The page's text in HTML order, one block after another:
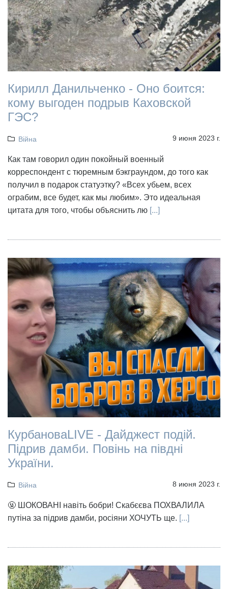
Кирилл Данильченко - Оно боится:
кому выгоден подрыв Каховской
ГЭС?
Війна 9 июня 2023 г.
Как там говорил один покойный военный
корреспондент с тюремным бэкграундом, до того как
получил в подарок статуэтку? «Всех убьем, всех
ограбим, все будет, как мы любим». Это идеальная
цитата для того, чтобы объяснить лю [...]
КурбановаLIVE - Дайджест подій.
Підрив дамби. Повінь на півдні
України.
Війна 8 июня 2023 г.
🤬 ШОКОВАНІ навіть бобри! Скабєєва ПОХВАЛИЛА
путіна за підрив дамби, росіяни ХОЧУТЬ ще. [...]